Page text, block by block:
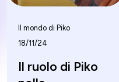
Il mondo di Piko
18/11/24
Il ruolo di Piko